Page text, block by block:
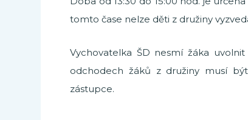
tomto čase nelze děti z družiny
Vychovatelka ŠD nesmí žáka
odchodech žáků z družiny musí
zástupce.